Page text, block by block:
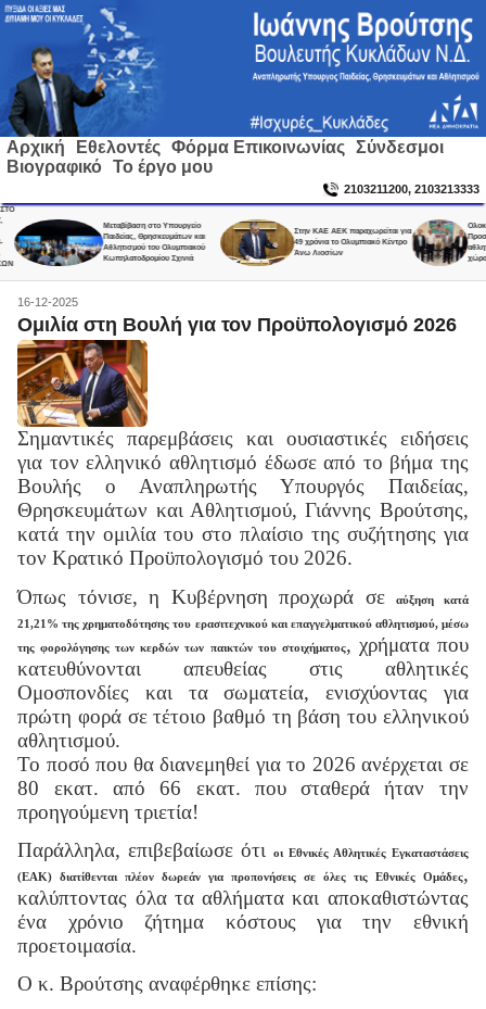
Αρχική Εθελοντές Φόρμα Επικοινωνίας Σύνδεσμοι
Βιογραφικό Το έργο μου
2103211200, 2103213333
Μεταβίβαση στο Υπουργείο
Παιδείας, Θρησκευμάτων και
Αθλητισμού του Ολυμπιακού
Κωπηλατοδρομίου Σχινιά
Στην ΚΑΕ ΑΕΚ παραχωρείται για
49 χρόνια το Ολυμπιακό Κέντρο
Άνω Λιοσίων
αθλητικά
χώρας, σε
16-12-2025
Ομιλία στη Βουλή για τον Προϋπολογισμό 2026
Σημαντικές παρεμβάσεις και ουσιαστικές ειδήσεις
για τον ελληνικό αθλητισμό έδωσε από το βήμα της
Βουλής ο Αναπληρωτής Υπουργός Παιδείας,
Θρησκευμάτων και Αθλητισμού, Γιάννης Βρούτσης,
κατά την ομιλία του στο πλαίσιο της συζήτησης για
τον Κρατικό Προϋπολογισμό του 2026.
Όπως τόνισε, η Κυβέρνηση προχωρά σεαύξηση κατά
21,21% της χρηματοδότησης του ερασιτεχνικού και επαγγελματικού αθλητισμού, μέσω
της φορολόγησης των κερδών των παικτών του στοιχήματος, χρήματα που
κατευθύνονται απευθείας στις αθλητικές
Ομοσπονδίες και τα σωματεία, ενισχύοντας για
πρώτη φορά σε τέτοιο βαθμό τη βάση του ελληνικού
αθλητισμού.
Το ποσό που θα διανεμηθεί για το 2026 ανέρχεται σε
80 εκατ. από 66 εκατ. που σταθερά ήταν την
προηγούμενη τριετία!
Παράλληλα, επιβεβαίωσε ότι
οι Εθνικές Αθλητικές Εγκαταστάσεις
(ΕΑΚ) διατίθενται πλέον δωρεάν για προπονήσεις σε όλες τις Εθνικές Ομάδες,
καλύπτοντας όλα τα αθλήματα και αποκαθιστώντας
ένα χρόνιο ζήτημα κόστους για την εθνική
προετοιμασία.
Ο κ. Βρούτσης αναφέρθηκε επίσης: